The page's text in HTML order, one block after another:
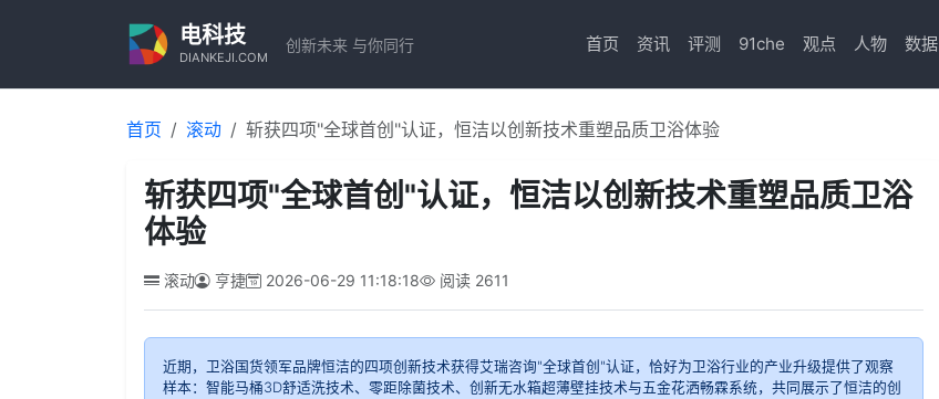
电科技
DIANKEJI.COM
创新未来 与你同行 首页 资讯 评测 91che 观点 人物 数据
首页 滚动 斩获四项"全球首创"认证，恒洁以创新技术重塑品质卫浴体验
斩获四项"全球首创"认证，恒洁以创新技术重塑品质卫浴
体验
滚动 亨捷 2026-06-29 11:18:18 阅读 2611
近期，卫浴国货领军品牌恒洁的四项创新技术获得艾瑞咨询"全球首创"认证，恰好为卫浴行业的产业升级提供了观察
样本：智能马桶3D舒适洗技术、零距除菌技术、创新无水箱超薄壁挂技术与五金花洒畅霖系统，共同展示了恒洁的创